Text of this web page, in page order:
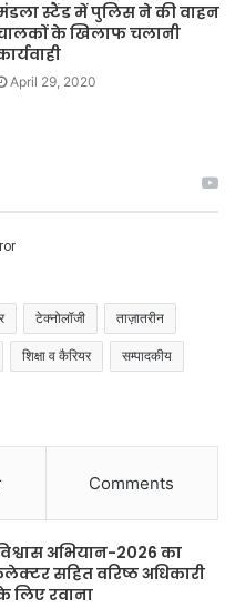
स्टैंड में पुलिस ने की वाहन
के खिलाफ चलानी
April 29, 2020
टेक्नोलॉजी ताज़ातरीन
शिक्षा व कैरियर सम्पादकीय
Comments
अभियान-2026 का
सहित वरिष्ठ अधिकारी
लिए रवाना